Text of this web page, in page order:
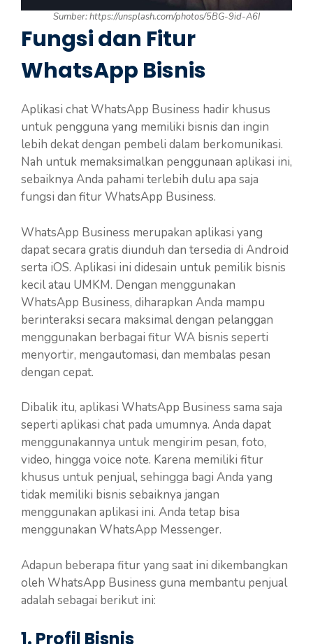
Sumber: https://unsplash.com/photos/5BG-9id-A6I
Fungsi dan Fitur
WhatsApp Bisnis
Aplikasi chat WhatsApp Business hadir khusus
untuk pengguna yang memiliki bisnis dan ingin
lebih dekat dengan pembeli dalam berkomunikasi.
Nah untuk memaksimalkan penggunaan aplikasi ini,
sebaiknya Anda pahami terlebih dulu apa saja
fungsi dan fitur WhatsApp Business.
WhatsApp Business merupakan aplikasi yang
dapat secara gratis diunduh dan tersedia di Android
serta iOS. Aplikasi ini didesain untuk pemilik bisnis
kecil atau UMKM. Dengan menggunakan
WhatsApp Business, diharapkan Anda mampu
berinteraksi secara maksimal dengan pelanggan
menggunakan berbagai fitur WA bisnis seperti
menyortir, mengautomasi, dan membalas pesan
dengan cepat.
Dibalik itu, aplikasi WhatsApp Business sama saja
seperti aplikasi chat pada umumnya. Anda dapat
menggunakannya untuk mengirim pesan, foto,
video, hingga voice note. Karena memiliki fitur
khusus untuk penjual, sehingga bagi Anda yang
tidak memiliki bisnis sebaiknya jangan
menggunakan aplikasi ini. Anda tetap bisa
menggunakan WhatsApp Messenger.
Adapun beberapa fitur yang saat ini dikembangkan
oleh WhatsApp Business guna membantu penjual
adalah sebagai berikut ini:
1. Profil Bisnis